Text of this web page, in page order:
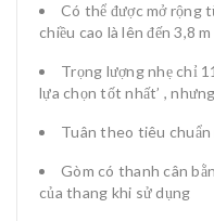
Có thể được mở rộng
chiều cao là lên đến 3,8 m
Trọng lượng nhẹ chỉ
lựa chọn tốt nhất’ ,
Tuân theo tiêu chuẩn
Gòm có thanh cân
của thang khi sử dụng